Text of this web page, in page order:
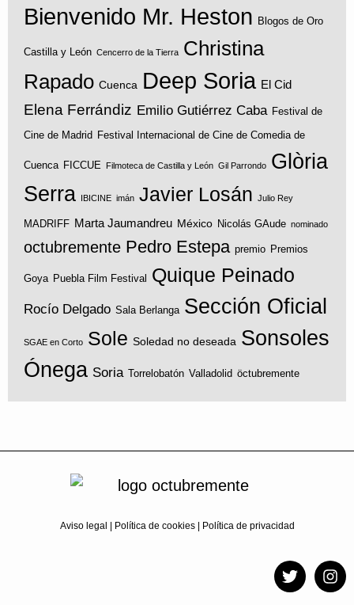
Bienvenido Mr. Heston Blogos de Oro
Castilla y León Cencerro de la Tierra Christina
Rapado Cuenca Deep Soria El Cid
Elena Ferrándiz Emilio Gutiérrez Caba Festival de
Cine de Madrid Festival Internacional de Cine de Comedia de
Cuenca FICCUE Filmoteca de Castilla y León Gil Parrondo Glòria
Serra IBICINE imán Javier Losán Julio Rey
MADRIFF Marta Jaumandreu México Nicolás GAude nominado
octubremente Pedro Estepa premio Premios
Goya Puebla Film Festival Quique Peinado
Rocío Delgado Sala Berlanga Sección Oficial
SGAE en Corto Sole Soledad no deseada Sonsoles
Ónega Soria Torrelobatón Valladolid öctubremente
Aviso legal Política de cookies| Política de privacidad